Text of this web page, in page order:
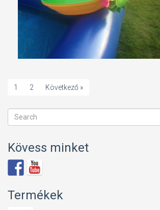
1 2 Következő »
Kövess minket
Termékek